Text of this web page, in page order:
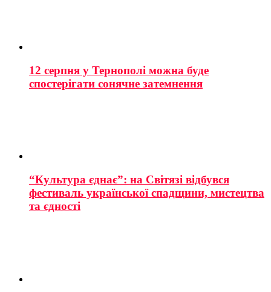
12 серпня у Тернополі можна буде
спостерігати сонячне затемнення
“Культура єднає”: на Світязі відбувся
фестиваль української спадщини, мистецтва
та єдності